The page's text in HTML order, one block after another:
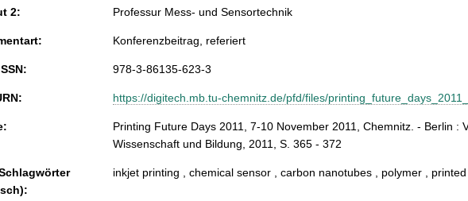
2: Professur Mess- und Sensortechnik
Konferenzbeitrag, referiert
978-3-86135-623-3
https://digitech.mb.tu-chemnitz.de/pfd/files/
Printing Future Days 2011, 7-10 November 2011, Chemnitz. - Berlin :
Wissenschaft und Bildung, 2011, S. 365 - 372
inkjet printing , chemical sensor , carbon nanotubes , polymer ,